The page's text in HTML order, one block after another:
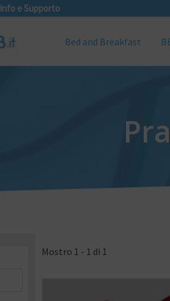
info e Supporto
Bed and Breakfast
Mostro 1 - 1 di 1